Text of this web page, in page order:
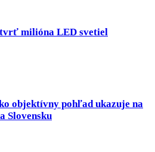
milióna LED svetiel
objektívny pohľad ukazuje na
Slovensku